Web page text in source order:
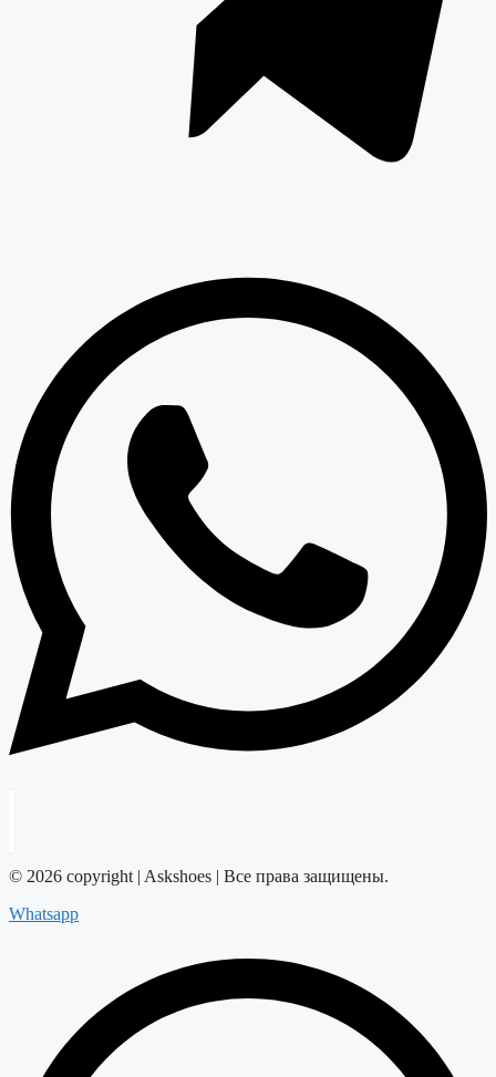
© 2026 copyright | Askshoes | Все права защищены.
Whatsapp